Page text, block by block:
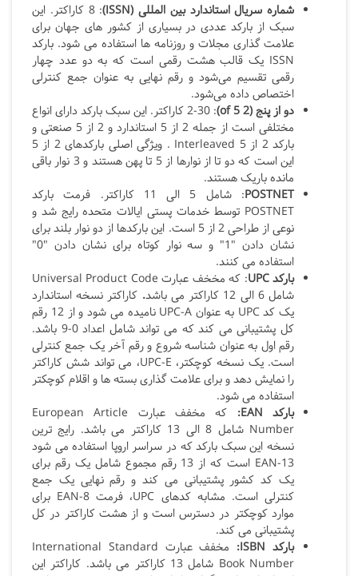
شماره سریال استاندارد بین المللی (ISSN
)
: 8 کاراکتر. این
سبک از بارکد عددی در بسیاری از کشور های جهان برای
علامت گذاری مجلات و روزنامه ها استفاده می شود. بارکد
ISSN یک قالب هشت رقمی است که به دو عدد چهار
رقمی تقسیم می‌شود و رقم نهایی به عنوان جمع کنترلی
اختصاص داده می‌شود.
دو از پنج (2 of 5
)
: 2-30 کاراکتر. این سبک بارکد دارای انواع
مختلفی است از جمله 2 از 5 استاندارد و 2 از 5 صنعتی و
بارکد 2 از 5 Interleaved . ویژگی اصلی بارکدهای 2 از 5
این است که دو تا از نوارها از 5 تا پهن هستند و 3 نوار باقی
مانده باریک هستند.
POSTNET
: شامل 5 الی 11 کاراکتر. فرمت بارکد
POSTNET توسط خدمات پستی ایالات متحده رایج شد و
نوعی از طراحی 2 از 5 است. این بارکدها از دو نوار بلند برای
نشان دادن "1" و سه نوار کوتاه برای نشان دادن "0"
استفاده می کنند.
بارکدUPC
: که مخخف عبارت Universal Product Code
شامل 6 الی 12 کاراکتر می باشد
. کاراکتر نسخه استاندارد
یک کد UPC
به عنوان UPC-A
نامیده می شود و از 12 رقم
کل پشتیبانی می کند که می تواند شامل اعداد 0-9 باشد.
رقم اول به عنوان شناسه شروع و رقم آخر یک جمع کنترلی
است. یک نسخه کوچکتر،
UPC-E، می تواند شش کاراکتر
را نمایش دهد و برای علامت گذاری بسته ها و اقلام کوچکتر
استفاده می شود.
بارکد EAN
:
که مخفف عبارت European Article
Number شامل 8 الی 13 کاراکتر می باشد. رایج ترین
نسخه این سبک بارکد که در سراسر اروپا استفاده می شود
EAN-13
است که از 13 رقم مجموع شامل یک رقم برای
یک کد کشور پشتیبانی می کند و رقم نهایی یک جمع
کنترلی است. مشابه کدهای UPC، فرمت EAN-8
برای
موارد کوچکتر در دسترس است و از هشت کاراکتر در کل
پشتیبانی می کند.
بارکد ISBN
:
مخفف عبارت International Standard
Book Number شامل 13 کاراکتر می باشد. کاراکتر این